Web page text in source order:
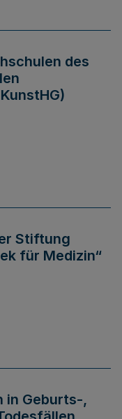
des
Stiftung
für Medizin“
in Geburts-,